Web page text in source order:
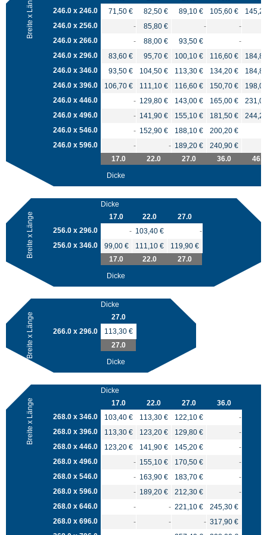
Breite x Länge 246.0 x 246.0 71,50 € 82,50 € 89,10 € 105,60 €
246.0 x 256.0
- 85,80 € -
-
246.0 x 266.0
- 88,00 € 93,50 €
-
246.0 x 296.0
83,60 € 95,70 € 100,10 € 116,60 €
246.0 x 346.0
93,50 € 104,50 € 113,30 € 134,20 €
246.0 x 396.0
106,70 € 111,10 € 116,60 € 150,70 €
246.0 x 446.0
- 129,80 € 143,00 € 165,00 €
246.0 x 496.0
- 141,90 € 155,10 € 181,50 €
246.0 x 546.0
- 152,90 € 188,10 €
200,20 €
246.0 x 596.0
- - 189,20 €
240,90 €
17.0
22.0 27.0 36.0
46.0
Dicke
Dicke
17.0
22.0 27.0
Breite x Länge 256.0 x 296.0 - 103,40 €
-
256.0 x 346.0
99,00 € 111,10 €
119,90 €
17.0
22.0
27.0
Dicke
Dicke
27.0
Breite x Länge 266.0 x 296.0
113,30 €
27.0
Dicke
Dicke
17.0
22.0 27.0 36.0
Breite x Länge 268.0 x 346.0 103,40 € 113,30 € 122,10 €
-
268.0 x 396.0
113,30 € 123,20 € 129,80 €
-
268.0 x 446.0
123,20 € 141,90 € 145,20 €
-
268.0 x 496.0
- 155,10 € 170,50 €
-
268.0 x 546.0
- 163,90 € 183,70 €
-
268.0 x 596.0
- 189,20 € 212,30 €
-
268.0 x 646.0
- - 221,10 €
245,30 €
268.0 x 696.0
- - - 317,90 €